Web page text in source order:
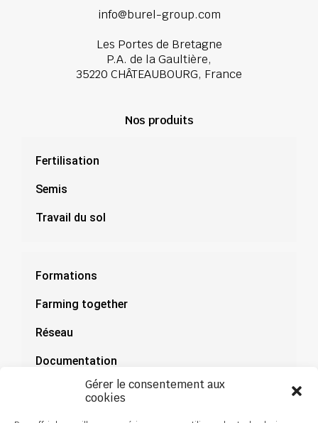
Gérer le consentement aux
cookies
info@burel-group.com
Les Portes de Bretagne
P.A. de la Gaultière,
35220 CHÂTEAUBOURG, France
Nos produits
Fertilisation
Semis
Travail du sol
Formations
Farming together
Réseau
Documentation
Actualités